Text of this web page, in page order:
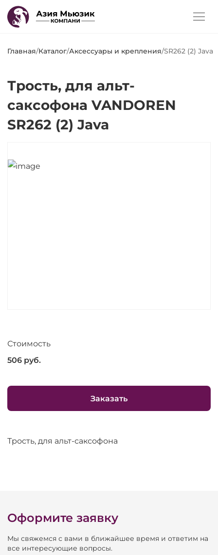
Главная/Каталог/Аксессуары и крепления/SR262 (2) Java
Трость, для альт-
саксофона VANDOREN
SR262 (2) Java
Стоимость
506 руб.
Заказать
Трость, для альт-саксофона
Оформите заявку
Мы свяжемся с вами в ближайшее время и ответим на
все интересующие вопросы.